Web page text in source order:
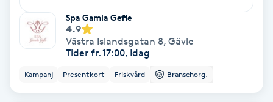
Hårbottenbehandling
Hårförlängning
Hårvård
Spa Gamla Gefle
4.9
Västra Islandsgatan 8, Gävle
Tider fr. 17:00, Idag
Kampanj Presentkort Friskvård Branschorg.